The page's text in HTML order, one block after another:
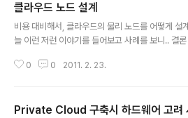
클라우드 노드 설계
비용 대비해서, 클라우드의 물리 노드를 어떻게 설
늘 이런 저런 이야기를 들어보고 사례를 보니.. 결
2. 10G NIC * 2 LAN으로 나가는 것은 10G 를
해도.. 결국 FC가 안정적. Redundancy 구성을
0 0 2011. 2. 23.
Private Cloud 구축시 하드웨어 고려